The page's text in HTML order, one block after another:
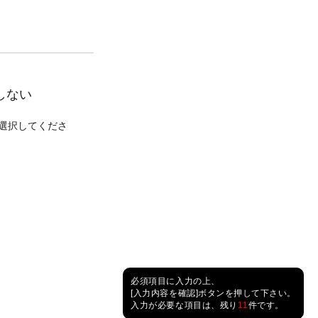
ない
択してくださ
必須項目に入力の上、
[入力内容を確認]ボタンを押して下さい。
入力が必要な項目は、残り 11件です。